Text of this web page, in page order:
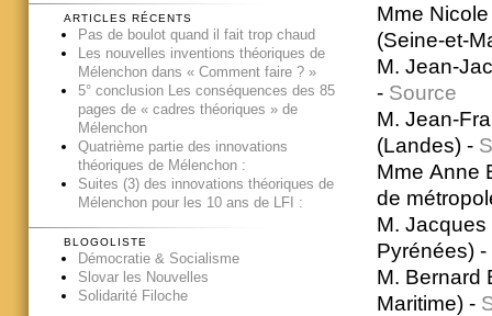
Mme
(Seine-et-
M. Jean-
- Source
M. Jean-
(Landes) -
Mme Anne
de
M.
Pyrénées) -
M. Bernard
Maritime) -
ARTICLES RÉCENTS
Pas de boulot quand il fait trop chaud
Les nouvelles inventions théoriques de
Mélenchon dans « Comment faire ? »
5° conclusion Les conséquences des 85
pages de « cadres théoriques » de
Mélenchon
Quatrième partie des innovations
théoriques de Mélenchon :
Suites (3) des innovations théoriques de
Mélenchon pour les 10 ans de LFI :
BLOGOLISTE
Démocratie & Socialisme
Slovar les Nouvelles
Solidarité Filoche